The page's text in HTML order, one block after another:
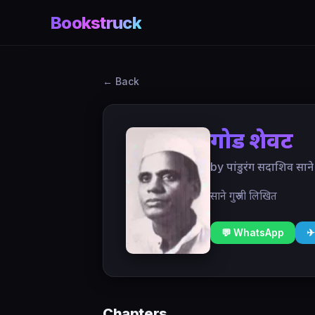
Bookstruck
← Back
गोड शेवट
by पांडुरंग सदाशिव साने
साने गुरुजी लिखित
💬 WhatsApp